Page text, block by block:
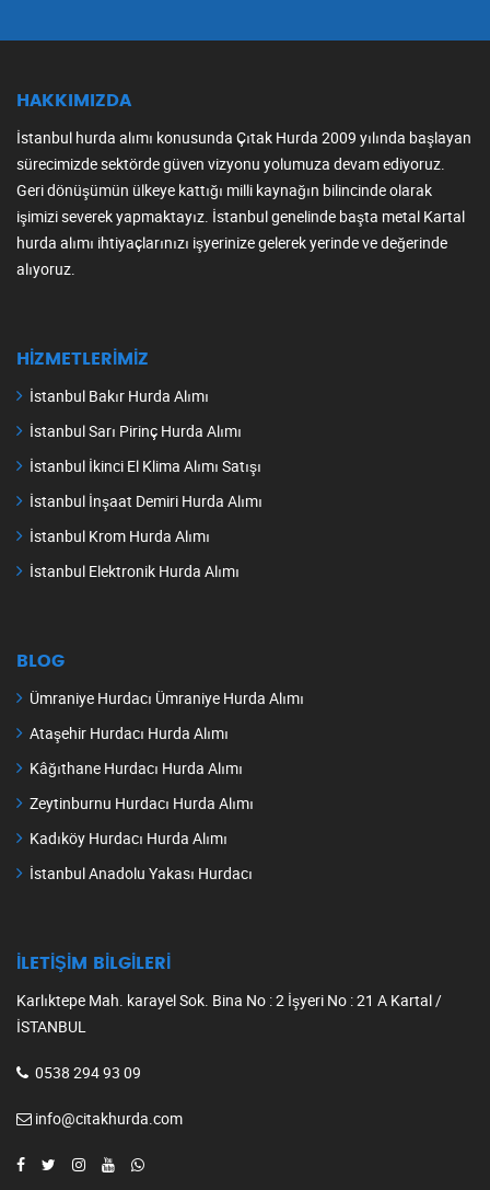
HAKKIMIZDA
İstanbul hurda alımı konusunda Çıtak Hurda 2009 yılında başlayan
sürecimizde sektörde güven vizyonu yolumuza devam ediyoruz.
Geri dönüşümün ülkeye kattığı milli kaynağın bilincinde olarak
işimizi severek yapmaktayız. İstanbul genelinde başta metal Kartal
hurda alımı ihtiyaçlarınızı işyerinize gelerek yerinde ve değerinde
alıyoruz.
HIZMETLERIMIZ
İstanbul Bakır Hurda Alımı
İstanbul Sarı Pirinç Hurda Alımı
İstanbul İkinci El Klima Alımı Satışı
İstanbul İnşaat Demiri Hurda Alımı
İstanbul Krom Hurda Alımı
İstanbul Elektronik Hurda Alımı
BLOG
Ümraniye Hurdacı Ümraniye Hurda Alımı
Ataşehir Hurdacı Hurda Alımı
Kâğıthane Hurdacı Hurda Alımı
Zeytinburnu Hurdacı Hurda Alımı
Kadıköy Hurdacı Hurda Alımı
İstanbul Anadolu Yakası Hurdacı
İLETIŞIM BILGILERI
Karlıktepe Mah. karayel Sok. Bina No : 2 İşyeri No : 21 A Kartal /
İSTANBUL
0538 294 93 09
info@citakhurda.com